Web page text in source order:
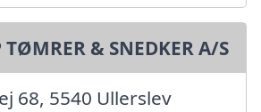
TØMRER & SNEDKER A/S
68, 5540 Ullerslev